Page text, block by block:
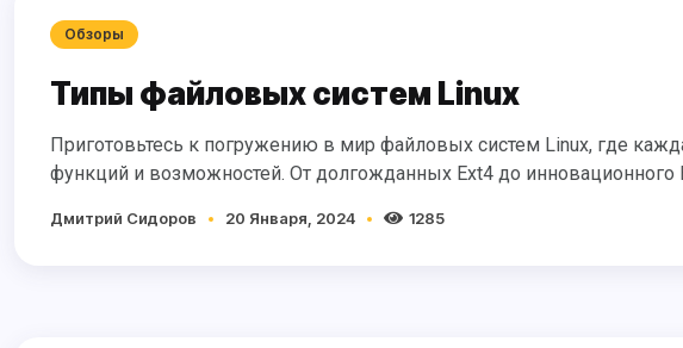
Обзоры
Типы файловых систем Linux
Приготовьтесь к погружению в мир файловых систем Linux, где каждая из них представляет собой уникальный набор
функций и возможностей. От долгожданных Ext4 до инновационного
Дмитрий Сидоров 20 Января, 2024 1285